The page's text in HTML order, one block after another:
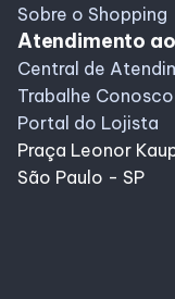
Sobre o Shopping
Atendimento
Central de
Trabalhe Conosco
Portal do Lojista
Praça Leonor
São Paulo - SP